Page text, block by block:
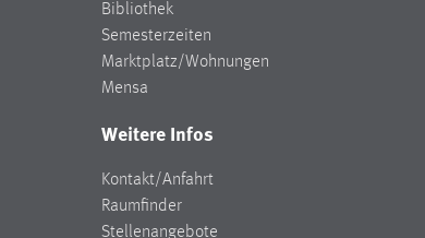
Bibliothek
Semesterzeiten
Marktplatz/Wohnungen
Mensa
Weitere Infos
Kontakt/Anfahrt
Raumfinder
Stellenangebote